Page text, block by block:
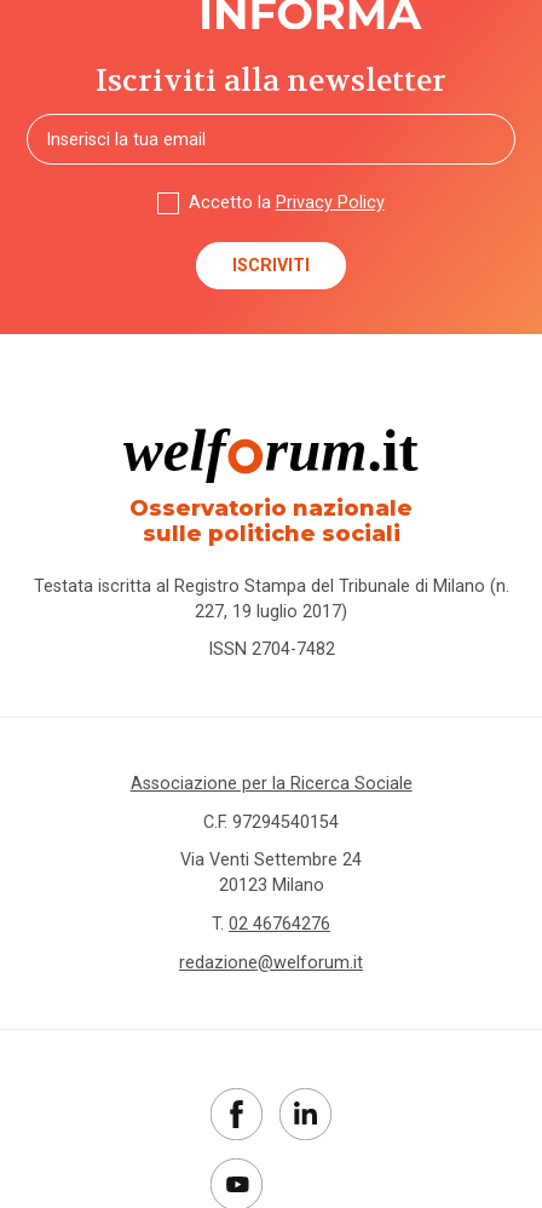
Iscriviti alla newsletter
Accetto la Privacy Policy
Osservatorio nazionale
sulle politiche sociali
Testata iscritta al Registro Stampa del Tribunale di Milano (n.
227, 19 luglio 2017)
ISSN 2704-7482
Associazione per la Ricerca Sociale
C.F. 97294540154
Via Venti Settembre 24
20123 Milano
T. 02 46764276
redazione@welforum.it